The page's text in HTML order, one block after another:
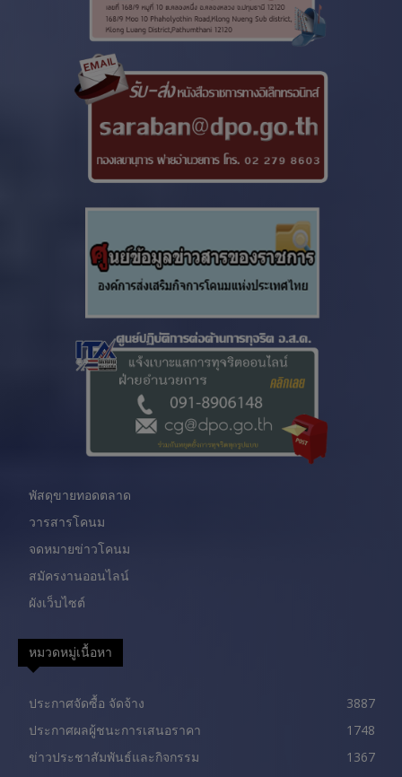
พัสดุขายทอดตลาด
วารสารโคนม
จดหมายข่าวโคนม
สมัครงานออนไลน์
ผังเว็บไซต์
หมวดหมู่เนื้อหา
ประกาศจัดซื้อ จัดจ้าง
3887
ประกาศผลผู้ชนะการเสนอราคา
1748
ข่าวประชาสัมพันธ์และกิจกรรม
1367